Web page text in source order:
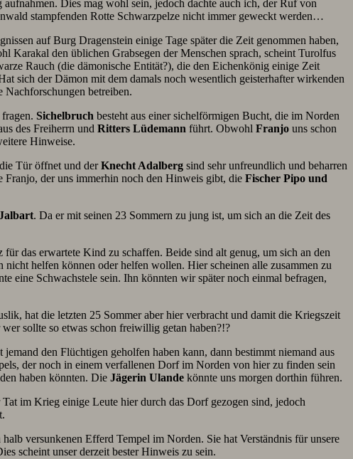
Dies mag wohl sein, jedoch dachte auch ich, der Ruf von
stampfenden Rotte Schwarzpelze nicht immer geweckt werden…
auf Burg Dragenstein einige Tage später die Zeit genommen haben,
Karakal den üblichen Grabsegen der Menschen sprach, scheint Turolfus
Rauch (die dämonische Entität?), die den Eichenkönig einige Zeit
sich der Dämon mit dem damals noch wesentlich geisterhafter wirkenden
betreiben.
Sichelbruch besteht aus einer sichelförmigen Bucht, die im Norden
des Freiherrn und Ritters Lüdemann führt. Obwohl Franjo uns schon
Hinweise.
Tür öffnet und derKnecht Adalberg sind sehr unfreundlich und beharren
Franjo, der uns immerhin noch den Hinweis gibt, die Fischer Pipo und
. Da er mit seinen 23 Sommern zu jung ist, um sich an die Zeit des
das erwartete Kind zu schaffen. Beide sind alt genug, um sich an den
helfen können oder helfen wollen. Hier scheinen alle zusammen zu
eine Schwachstele sein. Ihn könnten wir später noch einmal befragen,
hat die letzten 25 Sommer aber hier verbracht und damit die Kriegszeit
sollte so etwas schon freiwillig getan haben?!?
den Flüchtigen geholfen haben kann, dann bestimmt niemand aus
der noch in einem verfallenen Dorf im Norden von hier zu finden sein
haben könnten. Die Jägerin Ulande könnte uns morgen dorthin führen.
Tat im Krieg einige Leute hier durch das Dorf gezogen sind, jedoch
versunkenen Efferd Tempel im Norden. Sie hat Verständnis für unsere
scheint unser derzeit bester Hinweis zu sein.